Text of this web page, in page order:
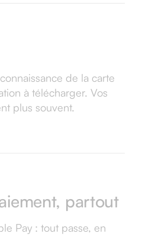
de la carte
à télécharger. Vos
plus souvent.
partout
Pay : tout passe, en